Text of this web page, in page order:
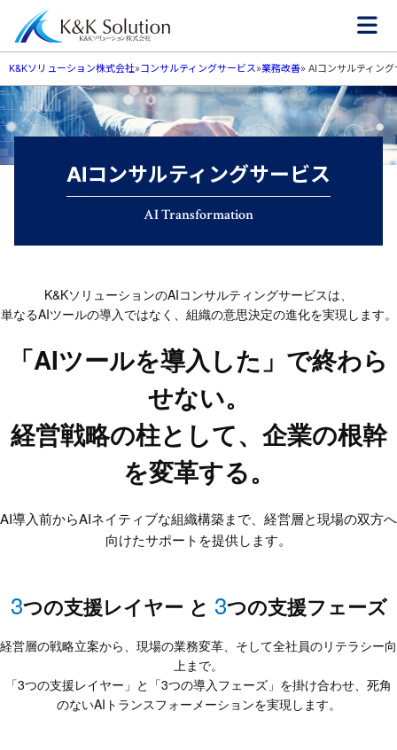
K&Kソリューション株式会社»コンサルティングサービス»業務改善» AIコンサルティン
AIコンサルティングサービス
AI Transformation
K&KソリューションのAIコンサルティングサービスは、
単なるAIツールの導入ではなく、組織の意思決定の進化を実現します。
「AIツールを導入した」で終わら
せない。
経営戦略の柱として、企業の根幹
を変革する。
AI導入前からAIネイティブな組織構築まで、経営層と現場の双方へ
向けたサポートを提供します。
3つの支援レイヤー と 3つの支援フェーズ
経営層の戦略立案から、現場の業務変革、そして全社員のリテラシー向
上まで。
「3つの支援レイヤー」と「3つの導入フェーズ」を掛け合わせ、死角
のないAIトランスフォーメーションを実現します。